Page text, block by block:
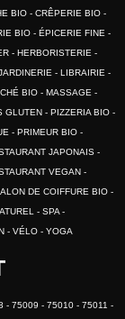
BIO
CRÊPERIE BIO
BIO
ÉPICERIE FINE
HERBORISTERIE
LIBRAIRIE
BIO
MASSAGE
GLUTEN
PIZZERIA BIO
PRIMEUR BIO
JAPONAIS
VEGAN
DE COIFFURE BIO
SPA
VÉLO YOGA
75009 75010 75011